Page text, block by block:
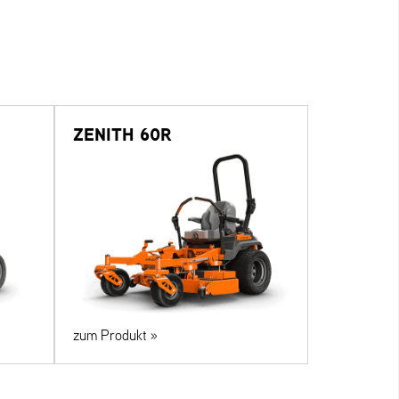
ZENITH 60R
zum Produkt »